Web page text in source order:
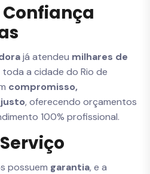
já atendeu milhares de
toda a cidade do Rio de
compromisso,
, oferecendo orçamentos
100% profissional.
possuem garantia, e a